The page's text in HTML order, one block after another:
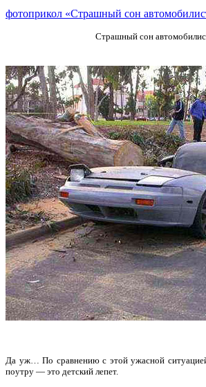
фотоприкол «Страшный сон
Страшный сон
Да уж… По сравнению с этой ужасной
поутру — это детский лепет.